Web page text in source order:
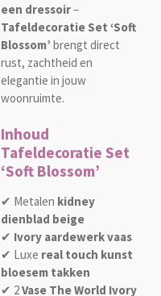
een dressoir–
Tafeldecoratie Set ‘Soft
Blossom’ brengt direct
rust, zachtheid en
elegantie in jouw
woonruimte.
Inhoud
Tafeldecoratie Set
‘Soft Blossom’
✔ Metalen kidney
dienblad beige
✔ Ivory aardewerk vaas
✔ Luxe real touch kunst
bloesem takken
✔ 2Vase The World Ivory